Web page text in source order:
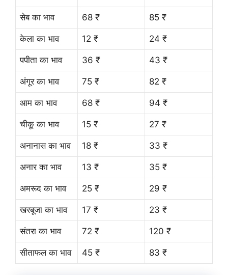
सेब का भाव 68 ₹ 85 ₹
केला का भाव 12 ₹ 24 ₹
पपीता का भाव 36 ₹ 43 ₹
अंगूर का भाव 75 ₹ 82 ₹
आम का भाव 68 ₹ 94 ₹
चीकू का भाव 15 ₹ 27 ₹
अनानास का भाव 18 ₹ 33 ₹
अनार का भाव 13 ₹ 35 ₹
अमरूद का भाव 25 ₹ 29 ₹
खरबूजा का भाव 17 ₹ 23 ₹
संतरा का भाव 72 ₹ 120 ₹
सीताफल का भाव 45 ₹ 83 ₹